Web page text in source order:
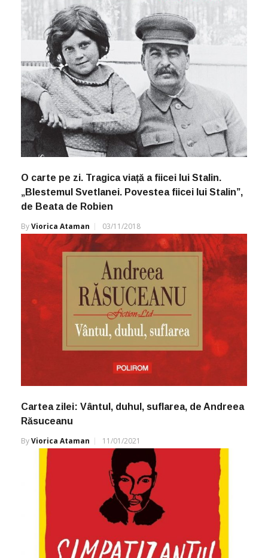
O carte pe zi. Tragica viață a fiicei lui Stalin.
„Blestemul Svetlanei. Povestea fiicei lui Stalin”,
de Beata de Robien
ByViorica Ataman 03/11/2018
Cartea zilei: Vântul, duhul, suflarea, de Andreea
Răsuceanu
ByViorica Ataman 11/01/2021